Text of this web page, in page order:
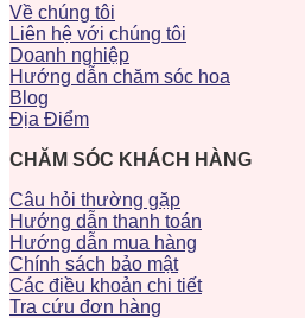
Về chúng tôi
Liên hệ với chúng tôi
Doanh nghiệp
Hướng dẫn chăm sóc hoa
Blog
Địa Điểm
CHĂM SÓC KHÁCH HÀNG
Câu hỏi thường gặp
Hướng dẫn thanh toán
Hướng dẫn mua hàng
Chính sách bảo mật
Các điều khoản chi tiết
Tra cứu đơn hàng